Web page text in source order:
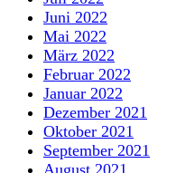
Juni 2022
Mai 2022
März 2022
Februar 2022
Januar 2022
Dezember 2021
Oktober 2021
September 2021